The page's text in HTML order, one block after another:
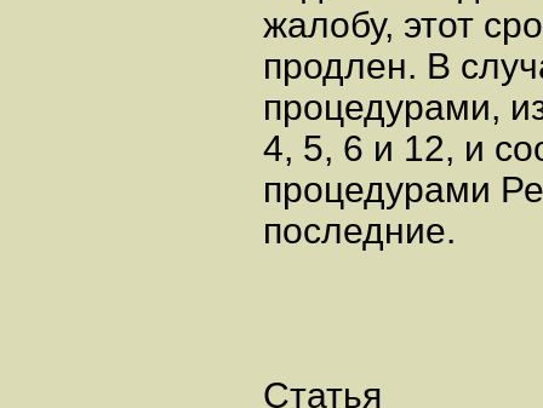
жалобу, этот
продлен. В
процедурами,
4, 5, 6 и 12, и
процедурами
последние.
Статья